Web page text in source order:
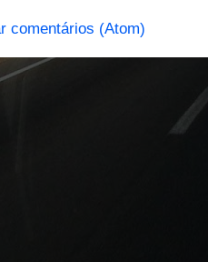
comentários (Atom)